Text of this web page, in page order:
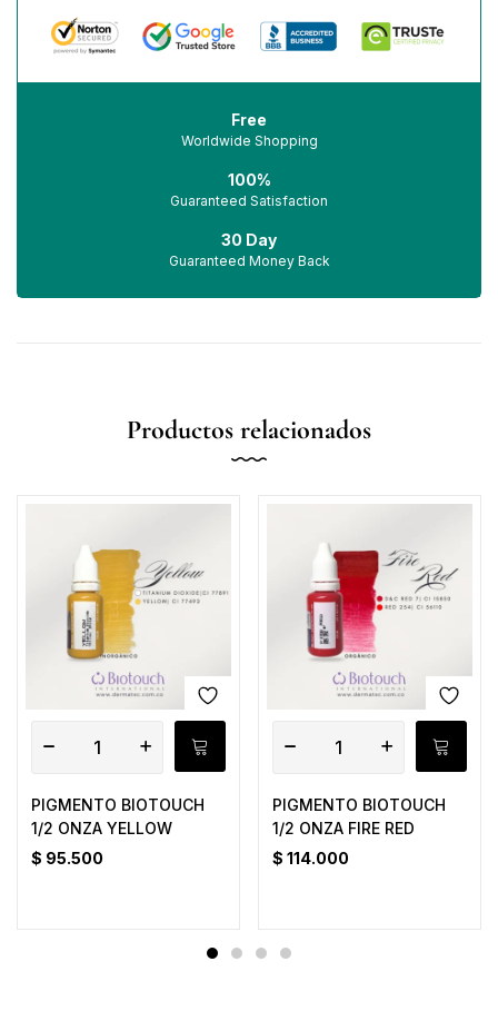
Free
Worldwide Shopping
100%
Guaranteed Satisfaction
30 Day
Guaranteed Money Back
Productos relacionados
PIGMENTO BIOTOUCH
1/2 ONZA YELLOW
$ 95.500
PIGMENTO BIOTOUCH
1/2 ONZA FIRE RED
$ 114.000